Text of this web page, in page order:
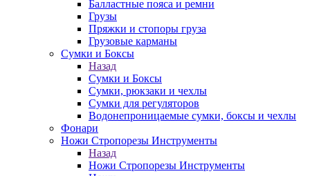
Балластные пояса и ремни
Грузы
Пряжки и стопоры груза
Грузовые карманы
Сумки и Боксы
Назад
Сумки и Боксы
Сумки, рюкзаки и чехлы
Сумки для регуляторов
Водонепроницаемые сумки, боксы и чехлы
Фонари
Ножи Стропорезы Инструменты
Назад
Ножи Стропорезы Инструменты